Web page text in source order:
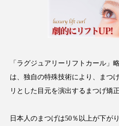
Instagram
アスレジャーコスメ ア
アンチエイジング アン
インタビュー インナー
「ラグジュアリーリフトカール」
は、独自の特殊技術により、まつ
リとした目元を演出するまつげ矯正
日本人のまつげは50％以上が下が